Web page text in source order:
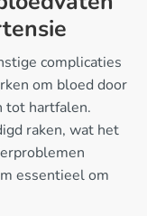
complicaties
om bloed door
tot hartfalen.
raken, wat het
essentieel om